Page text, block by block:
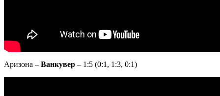
Аризона – Ванкувер – 1:5 (0:1, 1:3, 0:1)